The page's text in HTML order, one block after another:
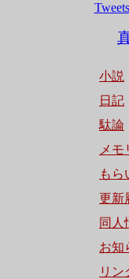
小説
日記
駄論
メ
もら
更新
同人
お知
リン